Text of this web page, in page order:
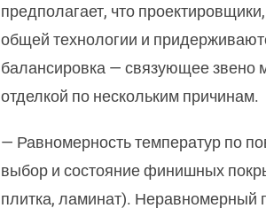
предполагает, что
общей технологии и
балансировка — связующее звено
отделкой по нескольким причинам.
— Равномерность температур по
выбор и состояние финишных
плитка, ламинат). Неравномерный